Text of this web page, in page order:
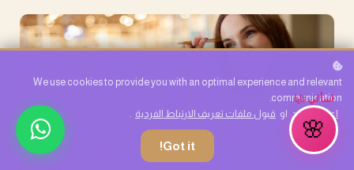
اسألي تايا
🌸
We use cookies to provide you with an optimal experience and relevant
communication.
اعرف المزيد
او قبول ملفات تعريف الارتباط الفردية .
Got it!